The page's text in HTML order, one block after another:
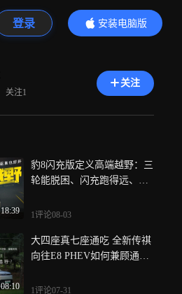
登录
安装电脑版
内容更精彩
关注1
关注
18:39
豹8闪充版定义高端越野：三
轮能脱困、闪充跑得远、华
1评论08-03
08:10
大四座真七座通吃 全新传祺
向往E8 PHEV如何兼顾通勤
1评论07-31